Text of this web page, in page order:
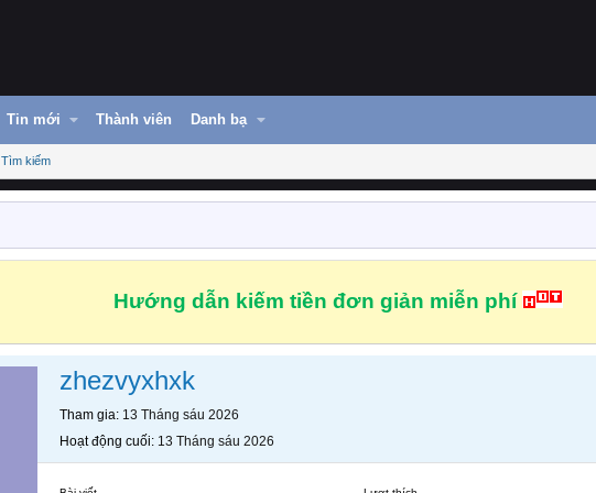
Tin mới Thành viên Danh bạ
Tìm kiếm
Hướng dẫn kiếm tiền đơn giản miễn phí
zhezvyxhxk
Tham gia 13 Tháng sáu 2026
Hoạt động cuối 13 Tháng sáu 2026